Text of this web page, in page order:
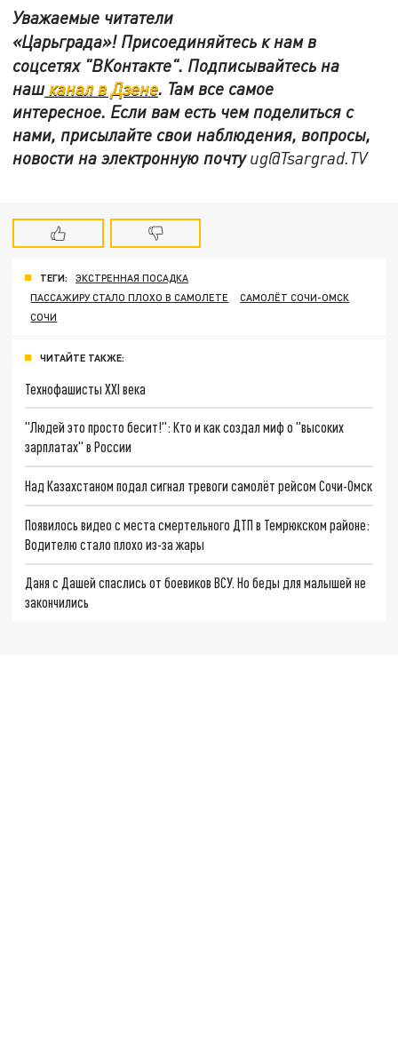
Уважаемые читатели
«Царьграда»! Присоединяйтесь к нам в
соцсетях "ВКонтакте". Подписывайтесь на
нашканал в Дзене. Там все самое
интересное. Если вам есть чем поделиться с
нами, присылайте свои наблюдения, вопросы,
новости на электронную почтуug@Tsargrad.TV
ТЕГИ:
ЭКСТРЕННАЯ ПОСАДКА
ПАССАЖИРУ СТАЛО ПЛОХО В САМОЛЕТЕ
САМОЛЁТ СОЧИ-ОМСК
СОЧИ
ЧИТАЙТЕ ТАКЖЕ:
Технофашисты XXI века
"Людей это просто бесит!": Кто и как создал миф о "высоких
зарплатах" в России
Над Казахстаном подал сигнал тревоги самолёт рейсом Сочи-Омск
Появилось видео с места смертельного ДТП в Темрюкском районе:
Водителю стало плохо из-за жары
Даня с Дашей спаслись от боевиков ВСУ. Но беды для малышей не
закончились